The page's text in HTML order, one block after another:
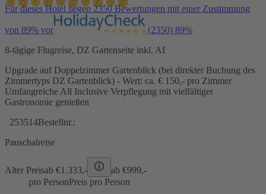
Für dieses Hotel liegen 2350 Bewertungen mit einer Zustimmung
von 89% vor (2350) 89%
8-tägige Flugreise, DZ Gartenseite inkl. AI
Upgrade auf Doppelzimmer Gartenblick (bei direkter Buchung des
Zimmertyps DZ Gartenblick) - Wert: ca. € 150,- pro Zimmer
Umfangreiche All Inclusive Verpflegung mit vielfältiger
Gastronomie genießen
253514Bestellnr.:
Pauschalreise
Alter Preisab €1.333,- ab €999,-
pro PersonPreis pro Person